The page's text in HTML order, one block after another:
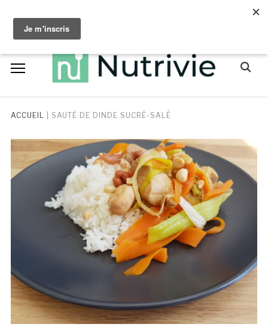
content
Search
ACCUEIL SAUTÉ DE DINDE SUCRÉ-SALÉ